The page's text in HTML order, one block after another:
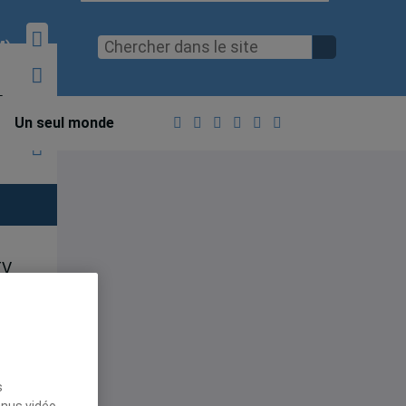
Un seul monde